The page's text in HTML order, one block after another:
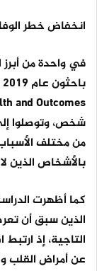
انخفاض خطر
في واحدة من أبرز
شخص، وتوصلوا
بالأشخاص الذين
كما أظهرت
الذين سبق أن
التاجية، إذ ارتبط
عن أمراض القلب